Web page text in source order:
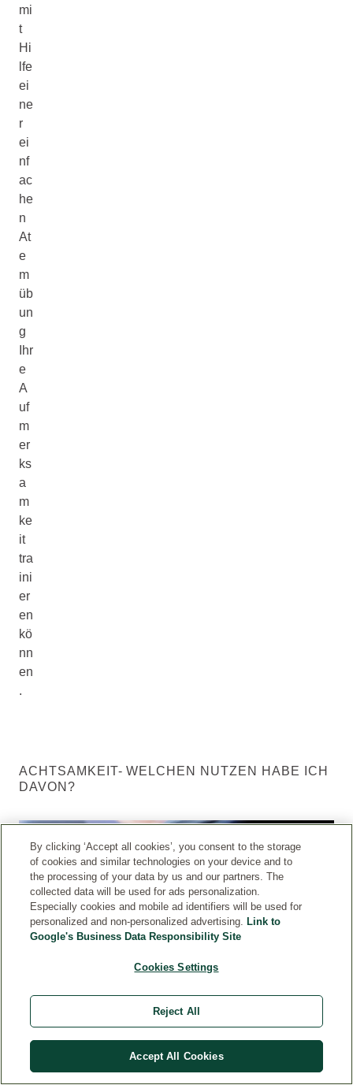
mi
t
Hi
lfe
ei
ne
r
ei
nf
ac
he
n
At
e
m
üb
un
g
Ihr
e
A
uf
m
er
ks
a
m
ke
it
tra
ini
er
en
kö
nn
en
.
ACHTSAMKEIT- WELCHEN NUTZEN HABE ICH
DAVON?
WIR BENÖTIGEN DEINE ZUSTIMMUNG UM
DEN YOUTUBE VIDEO-SERVICE ZU
LADEN!
Dr.
By clicking ‘Accept all cookies’, you consent to the storage
of cookies and similar technologies on your device and to
the processing of your data by us and our partners. The
collected data will be used for ads personalization.
Especially cookies and mobile ad identifiers will be used for
personalized and non-personalized advertising. Link to
Google's Business Data Responsibility Site
Cookies Settings
Reject All
Accept All Cookies